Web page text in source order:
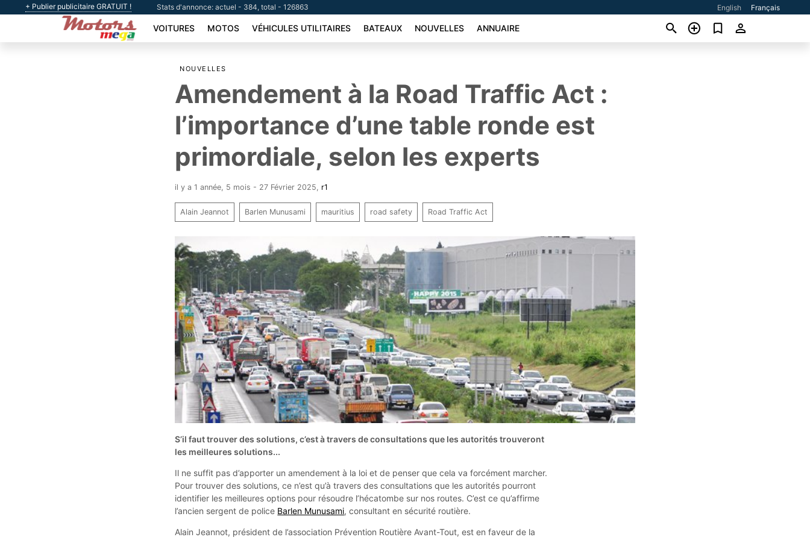
+ Publier publicitaire GRATUIT ! Stats d'annonce: actuel - 384, total - 126863 English Français
VOITURES MOTOS VÉHICULES UTILITAIRES BATEAUX NOUVELLES ANNUAIRE
NOUVELLES
Amendement à la Road Traffic Act :
l’importance d’une table ronde est
primordiale, selon les experts
il y a 1 année, 5 mois - 27 Février 2025 r1
Alain Jeannot Barlen Munusami mauritius road safety Road Traffic Act
S’il faut trouver des solutions, c’est à travers de consultations que les autorités trouveront
les meilleures solutions...
Il ne suffit pas d’apporter un amendement à la loi et de penser que cela va forcément marcher.
Pour trouver des solutions, ce n’est qu’à travers des consultations que les autorités pourront
identifier les meilleures options pour résoudre l’hécatombe sur nos routes. C’est ce qu’affirme
l’ancien sergent de police Barlen Munusami, consultant en sécurité routière.
Alain Jeannot, président de l’association Prévention Routière Avant-Tout, est en faveur de la